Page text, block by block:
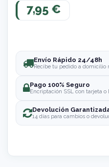
7,95 €
Envío Rápido 24/48h
Recibe tu pedido a domicilio
Pago 100% Seguro
Encriptación SSL con tarjeta o
Devolución
14 días para cambios o